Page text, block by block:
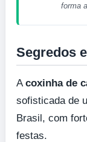
forma
Segredos
Acoxinha de
sofisticada de
Brasil, com
festas.